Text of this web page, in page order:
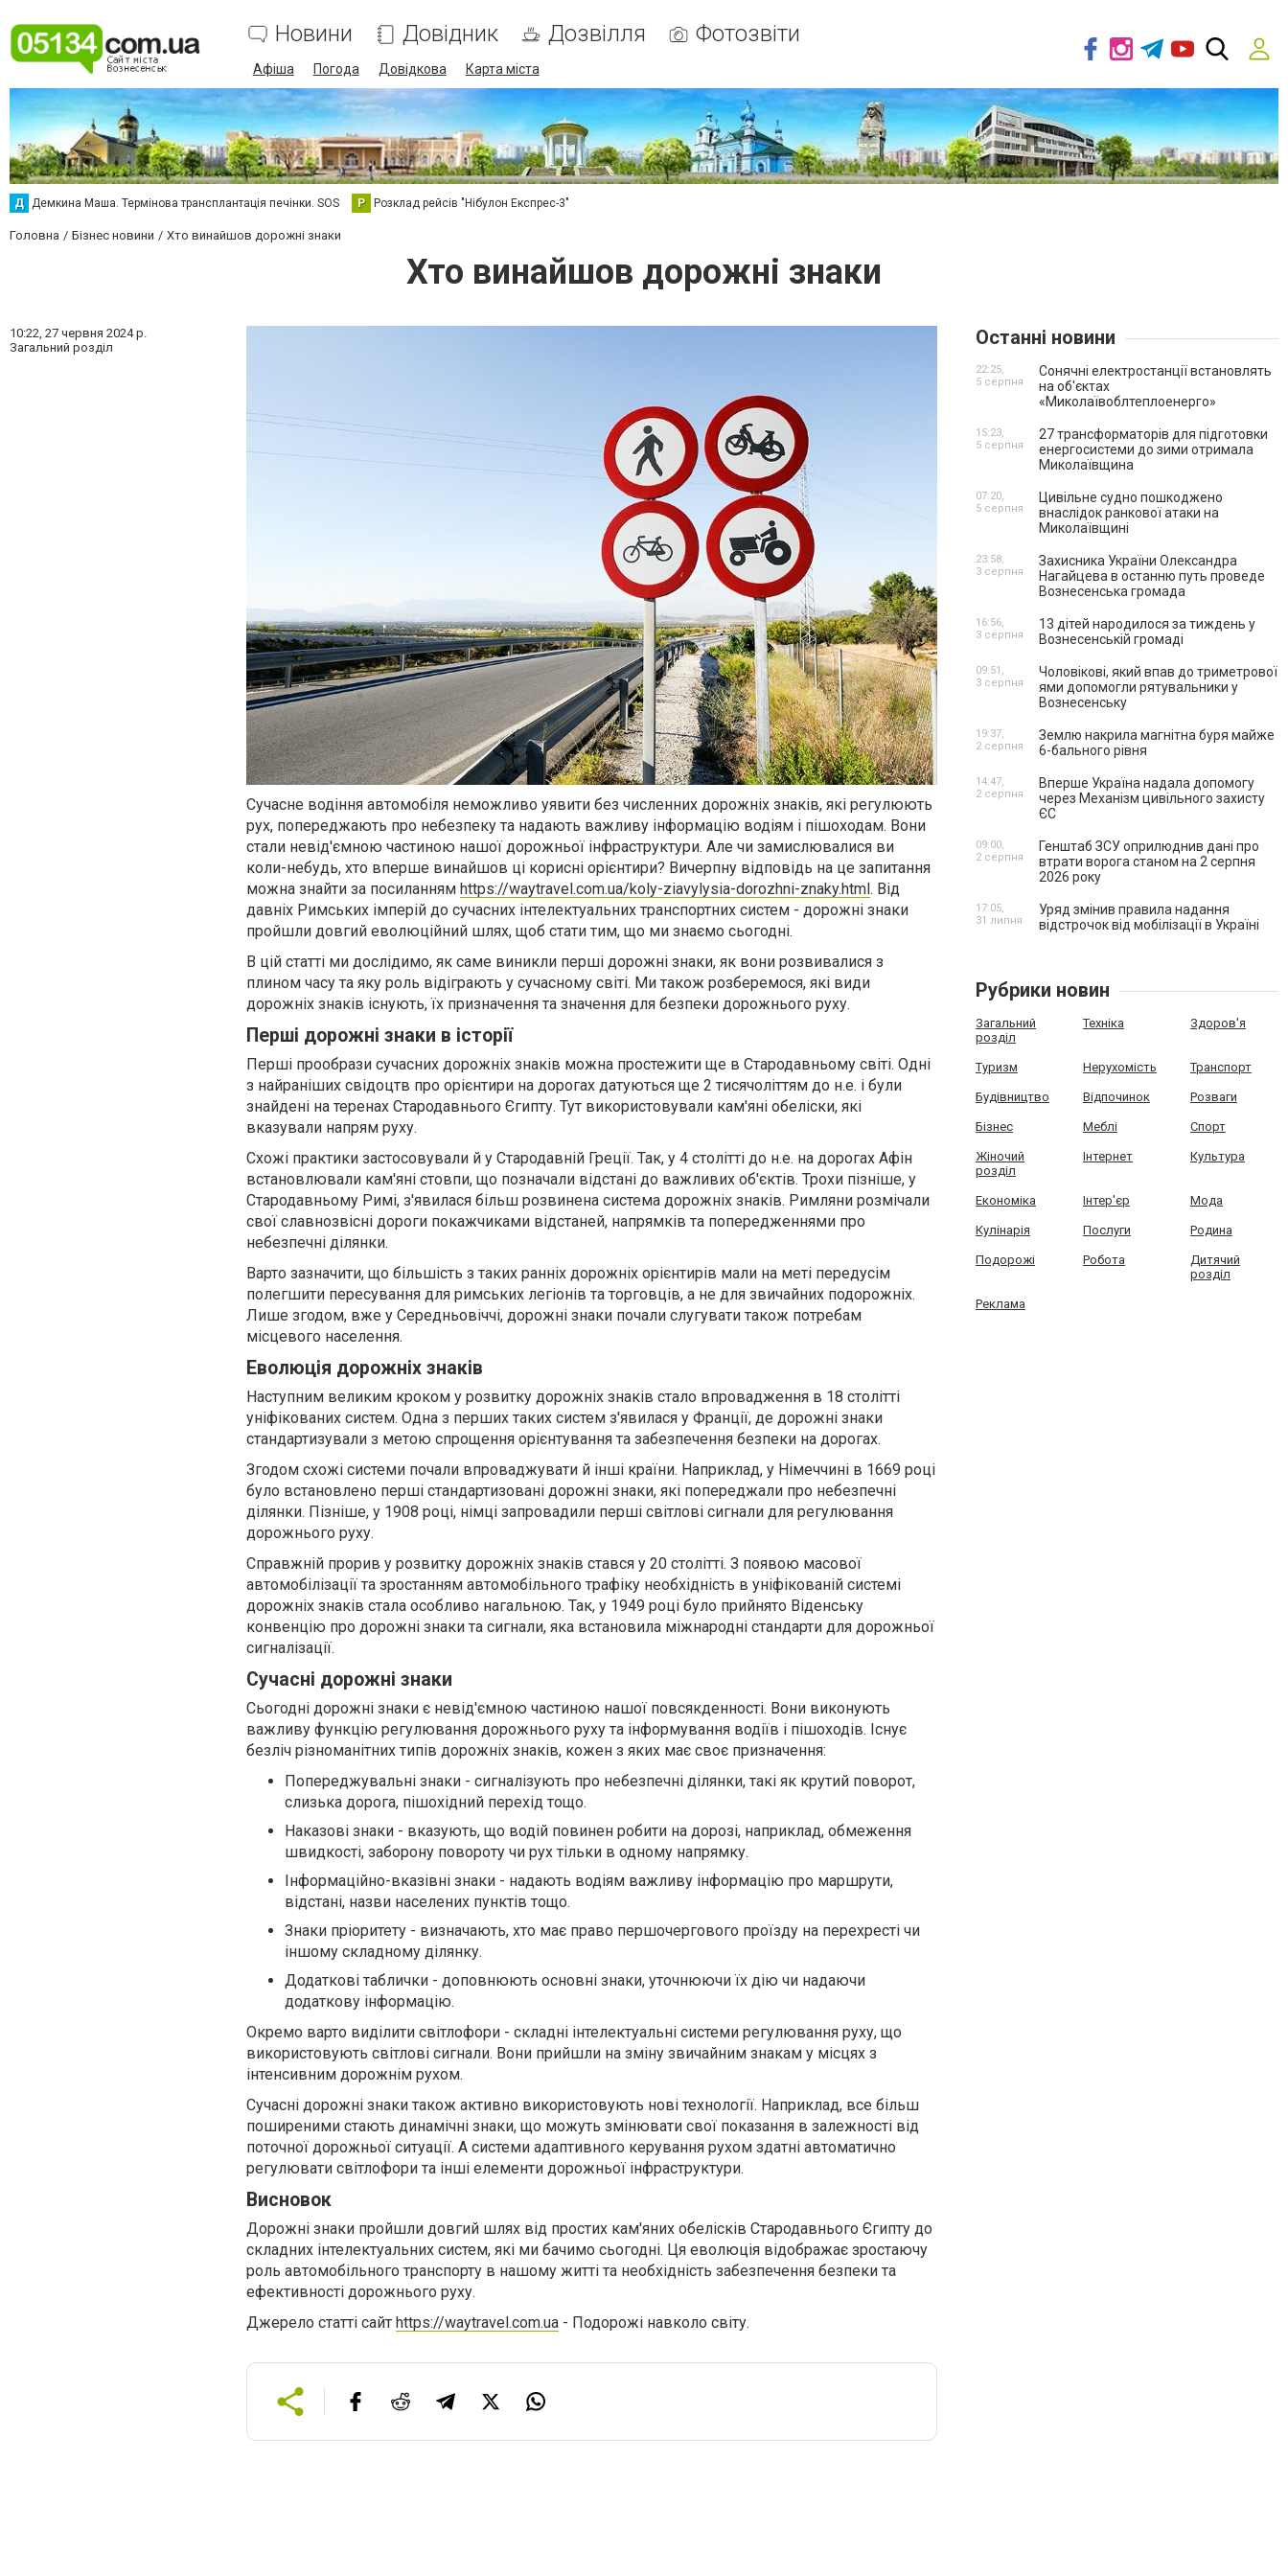
Новини Довідник Дозвілля Фотозвіти
Афіша Погода Довідкова Карта міста
Д Демкина Маша. Термінова трансплантація печінки. SOS Р Розклад рейсів "Нібулон Експрес-3"
Головна Бізнес новини Хто винайшов дорожні знаки
Хто винайшов дорожні знаки
10:22, 27 червня 2024 р.
Загальний розділ
Сучасне водіння автомобіля неможливо уявити без численних дорожніх знаків, які регулюють
рух, попереджають про небезпеку та надають важливу інформацію водіям і пішоходам. Вони
стали невід'ємною частиною нашої дорожньої інфраструктури. Але чи замислювалися ви
коли-небудь, хто вперше винайшов ці корисні орієнтири? Вичерпну відповідь на це запитання
можна знайти за посиланням https://waytravel.com.ua/koly-ziavylysia-dorozhni-znaky.html. Від
давніх Римських імперій до сучасних інтелектуальних транспортних систем - дорожні знаки
пройшли довгий еволюційний шлях, щоб стати тим, що ми знаємо сьогодні.
В цій статті ми дослідимо, як саме виникли перші дорожні знаки, як вони розвивалися з
плином часу та яку роль відіграють у сучасному світі. Ми також розберемося, які види
дорожніх знаків існують, їх призначення та значення для безпеки дорожнього руху.
Перші дорожні знаки в історії
Перші прообрази сучасних дорожніх знаків можна простежити ще в Стародавньому світі. Одні
з найраніших свідоцтв про орієнтири на дорогах датуються ще 2 тисячоліттям до н.е. і були
знайдені на теренах Стародавнього Єгипту. Тут використовували кам'яні обеліски, які
вказували напрям руху.
Схожі практики застосовували й у Стародавній Греції. Так, у 4 столітті до н.е. на дорогах Афін
встановлювали кам'яні стовпи, що позначали відстані до важливих об'єктів. Трохи пізніше, у
Стародавньому Римі, з'явилася більш розвинена система дорожніх знаків. Римляни розмічали
свої славнозвісні дороги покажчиками відстаней, напрямків та попередженнями про
небезпечні ділянки.
Варто зазначити, що більшість з таких ранніх дорожніх орієнтирів мали на меті передусім
полегшити пересування для римських легіонів та торговців, а не для звичайних подорожніх.
Лише згодом, вже у Середньовіччі, дорожні знаки почали слугувати також потребам
місцевого населення.
Еволюція дорожніх знаків
Наступним великим кроком у розвитку дорожніх знаків стало впровадження в 18 столітті
уніфікованих систем. Одна з перших таких систем з'явилася у Франції, де дорожні знаки
стандартизували з метою спрощення орієнтування та забезпечення безпеки на дорогах.
Згодом схожі системи почали впроваджувати й інші країни. Наприклад, у Німеччині в 1669 році
було встановлено перші стандартизовані дорожні знаки, які попереджали про небезпечні
ділянки. Пізніше, у 1908 році, німці запровадили перші світлові сигнали для регулювання
дорожнього руху.
Справжній прорив у розвитку дорожніх знаків стався у 20 столітті. З появою масової
автомобілізації та зростанням автомобільного трафіку необхідність в уніфікованій системі
дорожніх знаків стала особливо нагальною. Так, у 1949 році було прийнято Віденську
конвенцію про дорожні знаки та сигнали, яка встановила міжнародні стандарти для дорожньої
сигналізації.
Сучасні дорожні знаки
Сьогодні дорожні знаки є невід'ємною частиною нашої повсякденності. Вони виконують
важливу функцію регулювання дорожнього руху та інформування водіїв і пішоходів. Існує
безліч різноманітних типів дорожніх знаків, кожен з яких має своє призначення:
Попереджувальні знаки - сигналізують про небезпечні ділянки, такі як крутий поворот,
слизька дорога, пішохідний перехід тощо.
Наказові знаки - вказують, що водій повинен робити на дорозі, наприклад, обмеження
швидкості, заборону повороту чи рух тільки в одному напрямку.
Інформаційно-вказівні знаки - надають водіям важливу інформацію про маршрути,
відстані, назви населених пунктів тощо.
Знаки пріоритету - визначають, хто має право першочергового проїзду на перехресті чи
іншому складному ділянку.
Додаткові таблички - доповнюють основні знаки, уточнюючи їх дію чи надаючи
додаткову інформацію.
Окремо варто виділити світлофори - складні інтелектуальні системи регулювання руху, що
використовують світлові сигнали. Вони прийшли на зміну звичайним знакам у місцях з
інтенсивним дорожнім рухом.
Сучасні дорожні знаки також активно використовують нові технології. Наприклад, все більш
поширеними стають динамічні знаки, що можуть змінювати свої показання в залежності від
поточної дорожньої ситуації. А системи адаптивного керування рухом здатні автоматично
регулювати світлофори та інші елементи дорожньої інфраструктури.
Висновок
Дорожні знаки пройшли довгий шлях від простих кам'яних обелісків Стародавнього Єгипту до
складних інтелектуальних систем, які ми бачимо сьогодні. Ця еволюція відображає зростаючу
роль автомобільного транспорту в нашому житті та необхідність забезпечення безпеки та
ефективності дорожнього руху.
Джерело статті сайт https://waytravel.com.ua - Подорожі навколо світу.
Останні новини
Сонячні електростанції встановлять
на об'єктах
«Миколаївоблтеплоенерго»
22:25,
5 серпня
27 трансформаторів для підготовки
енергосистеми до зими отримала
Миколаївщина
15:23,
5 серпня
Цивільне судно пошкоджено
внаслідок ранкової атаки на
Миколаївщині
07:20,
5 серпня
Захисника України Олександра
Нагайцева в останню путь проведе
Вознесенська громада
23:58,
3 серпня
13 дітей народилося за тиждень у
Вознесенській громаді
16:56,
3 серпня
Чоловікові, який впав до триметрової
ями допомогли рятувальники у
Вознесенську
09:51,
3 серпня
Землю накрила магнітна буря майже
6-бального рівня
19:37,
2 серпня
Вперше Україна надала допомогу
через Механізм цивільного захисту
ЄС
14:47,
2 серпня
Генштаб ЗСУ оприлюднив дані про
втрати ворога станом на 2 серпня
2026 року
09:00,
2 серпня
Уряд змінив правила надання
відстрочок від мобілізації в Україні
17:05,
31 липня
Рубрики новин
Загальний
розділ
Техніка Здоров'я
Туризм Нерухомість Транспорт
Будівництво Відпочинок Розваги
Бізнес Меблі Спорт
Жіночий
розділ
Інтернет Культура
Економіка Інтер'єр Мода
Кулінарія Послуги Родина
Подорожі Робота
Дитячий
розділ
Реклама